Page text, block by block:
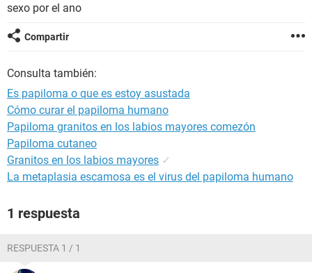
SEXUALIDAD
GLOSARIO
sexo por el ano
Compartir
Consulta también:
Es papiloma o que es estoy asustada
Cómo curar el papiloma humano
Papiloma granitos en los labios mayores comezón
Papiloma cutaneo
Granitos en los labios mayores ✓
La metaplasia escamosa es el virus del papiloma humano
1 respuesta
RESPUESTA 1 / 1